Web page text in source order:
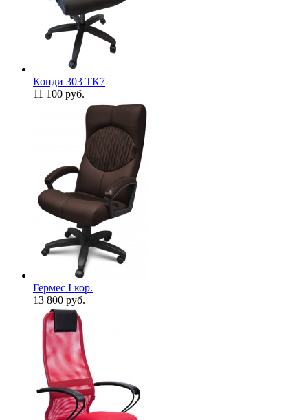
Конди 303 ТК7
11 100 руб.
Гермес I кор.
13 800 руб.